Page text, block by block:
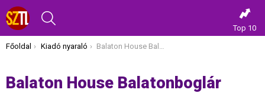
Top 10
Itt vagy most:
Főoldal Kiadó nyaraló Balaton House Balatonboglár
Balaton House Balatonboglár